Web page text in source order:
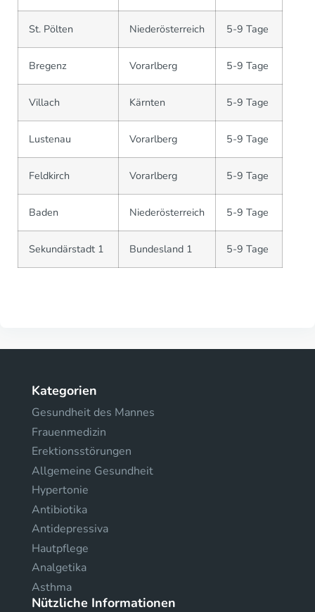
St. Pölten Niederösterreich 5-9 Tage
Bregenz Vorarlberg 5-9 Tage
Villach Kärnten 5-9 Tage
Lustenau Vorarlberg 5-9 Tage
Feldkirch Vorarlberg 5-9 Tage
Baden Niederösterreich 5-9 Tage
Sekundärstadt 1 Bundesland 1 5-9 Tage
Kategorien
Gesundheit des Mannes
Frauenmedizin
Erektionsstörungen
Allgemeine Gesundheit
Hypertonie
Antibiotika
Antidepressiva
Hautpflege
Analgetika
Asthma
Nützliche Informationen